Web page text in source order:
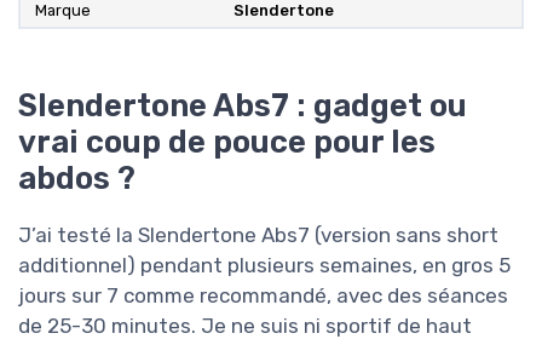
Marque ‎Slendertone
Slendertone Abs7 : gadget ou
vrai coup de pouce pour les
abdos ?
J’ai testé la Slendertone Abs7 (version sans short
additionnel) pendant plusieurs semaines, en gros 5
jours sur 7 comme recommandé, avec des séances
de 25-30 minutes. Je ne suis ni sportif de haut